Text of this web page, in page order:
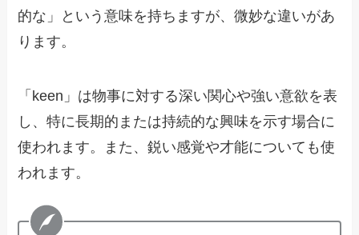
的な」という意味を持ちますが、微妙な違いがあ
ります。
「keen」は物事に対する深い関心や強い意欲を表
し、特に長期的または持続的な興味を示す場合に
使われます。また、鋭い感覚や才能についても使
われます。